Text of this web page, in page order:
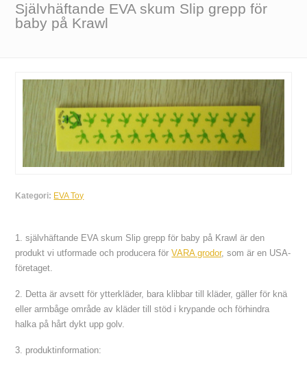
Självhäftande EVA skum Slip grepp för
baby på Krawl
Kategori: EVA Toy
1. självhäftande EVA skum Slip grepp för baby på Krawl är den
produkt vi utformade och producera förVARA grodor, som är en USA-
företaget.
2. Detta är avsett för ytterkläder, bara klibbar till kläder, gäller för knä
eller armbåge område av kläder till stöd i krypande och förhindra
halka på hårt dykt upp golv.
3. produktinformation: